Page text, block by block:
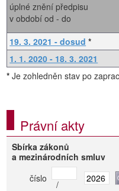
úplné znění předpisu
v období od - do
19. 3. 2021 - dosud *
1. 1. 2020 - 18. 3. 2021
* Je zohledněn stav po
Právní akty
Sbírka zákonů
a mezinárodních smluv
číslo
/